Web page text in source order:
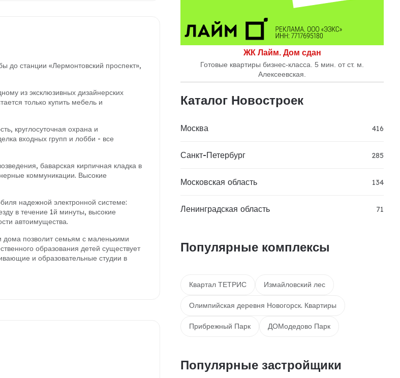
до станции «Лермонтовский проспект»,
из эксклюзивных дизайнерских
только купить мебель и
круглосуточная охрана и
входных групп и лобби - все
баварская кирпичная кладка в
коммуникации. Высокие
надежной электронной системе:
в течение 1й минуты, высокие
автоимущества.
дома позволит семьям с маленькими
образования детей существует
и образовательные студии в
ЖК Лайм. Дом сдан
Готовые квартиры бизнес-класса. 5 мин. от ст. м.
Алексеевская.
Каталог Новостроек
Москва 416
Санкт-Петербург 285
Московская область 134
Ленинградская область 71
Популярные комплексы
Квартал ТЕТРИС Измайловский лес
Олимпийская деревня Новогорск. Квартиры
Прибрежный Парк ДОМодедово Парк
Популярные застройщики